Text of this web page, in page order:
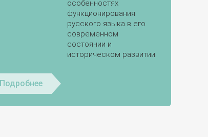
особенностях
функционирования
русского языка в его
современном
состоянии и
историческом развитии.
Подробнее